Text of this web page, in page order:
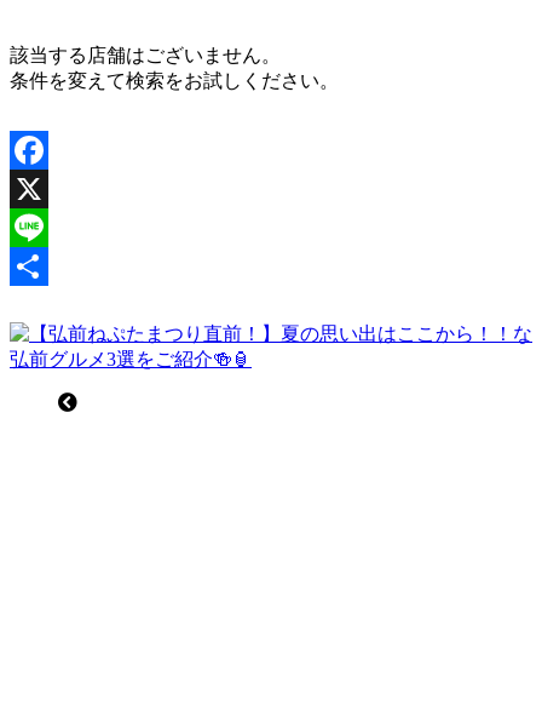
該当する店舗はございません。
条件を変えて検索をお試しください。
有